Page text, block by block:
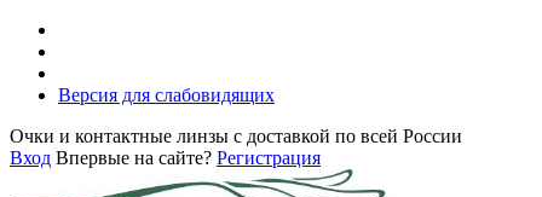
Версия для слабовидящих
Очки и контактные линзы с доставкой по всей России
Вход Впервые на сайте? Регистрация